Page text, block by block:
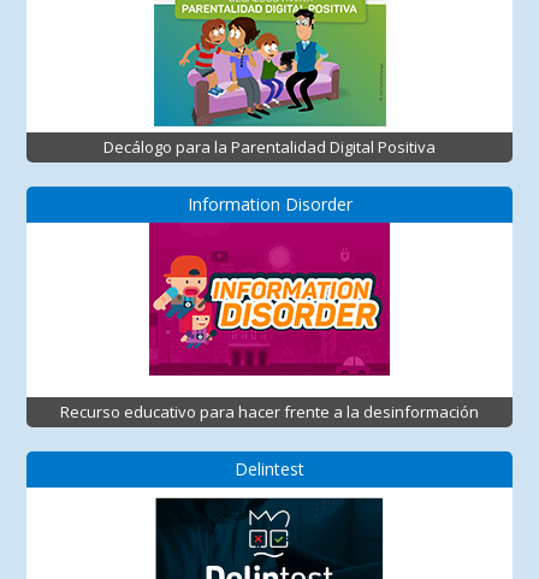
Decálogo para la Parentalidad Digital Positiva
Information Disorder
Recurso educativo para hacer frente a la desinformación
Delintest